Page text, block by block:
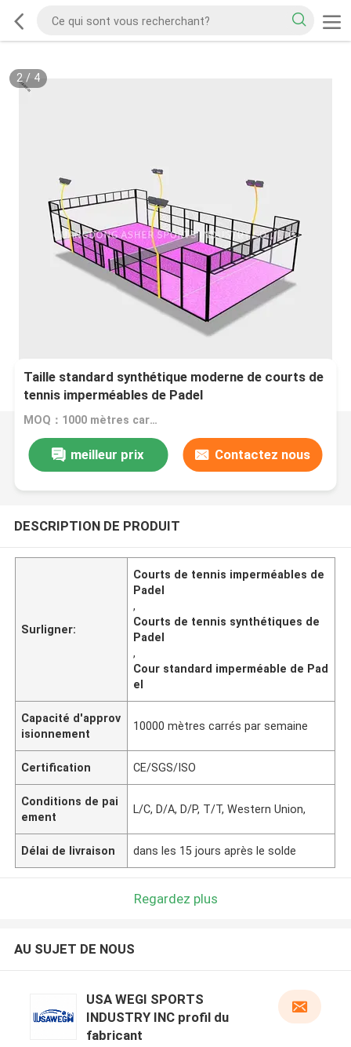
2/ 4
Taille standard synthétique moderne de courts de
tennis imperméables de Padel
MOQ：1000 mètres carrés
meilleur prix Contactez nous
DESCRIPTION DE PRODUIT
Surligner:
Courts de tennis imperméables de
Padel
,
Courts de tennis synthétiques de
Padel
,
Cour standard imperméable de Pad
el
Capacité d'approv
isionnement
10000 mètres carrés par semaine
Certification CE/SGS/ISO
Conditions de pai
ement
L/C, D/A, D/P, T/T, Western Union,
Délai de livraison dans les 15 jours après le solde
Regardez plus
AU SUJET DE NOUS
USA WEGI SPORTS
INDUSTRY INC profil du
fabricant